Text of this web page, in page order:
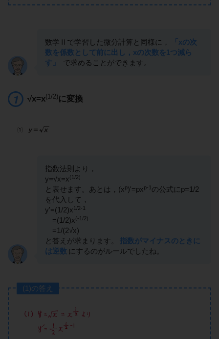
数学Ⅱで学習した微分計算と同様に，
「xの次
数を係数として前に出し，xの次数を1つ減ら
す」
で求めることができます。
√x=x(1/2) に変換
指数法則より，
y=√x=x(1/2)
と表せます。あとは，(xp)'=pxp-1 の公式にp=1/2
を代入して，
y'=(1/2)x1/2-1
=(1/2)x(-1/2)
=1/(2√x)
と答えが求まります。
指数がマイナスのときに
は逆数 にするのがルールでしたね。
(1)の答え